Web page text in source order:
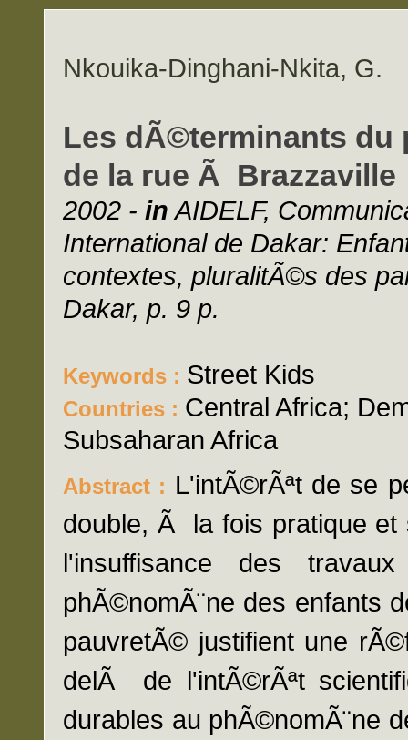
Nkouika-Dinghani-Nkita, G.
Les dÃ©terminants du
de la rue Ã Brazzaville
2002 - in AIDELF,
International de Dakar:
contextes, pluralitÃ©s des
Dakar, p. 9 p.
Keywords : Street Kids
Countries : Central Africa;
Subsaharan Africa
Abstract : L'intÃ©rÃªt de se
double, Ã la fois pratique et
l'insuffisance des
phÃ©nomÃ¨ne des enfants
pauvretÃ© justifient une
delÃ de l'intÃ©rÃªt
durables au phÃ©nomÃ¨ne